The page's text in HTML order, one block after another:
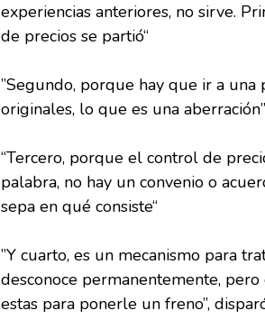
experiencias anteriores, no sirve.
de precios se partió“
”Segundo, porque hay que ir a
originales, lo que es una
“Tercero, porque el control de
palabra, no hay un convenio o
sepa en qué consiste“
”Y cuarto, es un mecanismo para
desconoce permanentemente,
estas para ponerle un freno”,